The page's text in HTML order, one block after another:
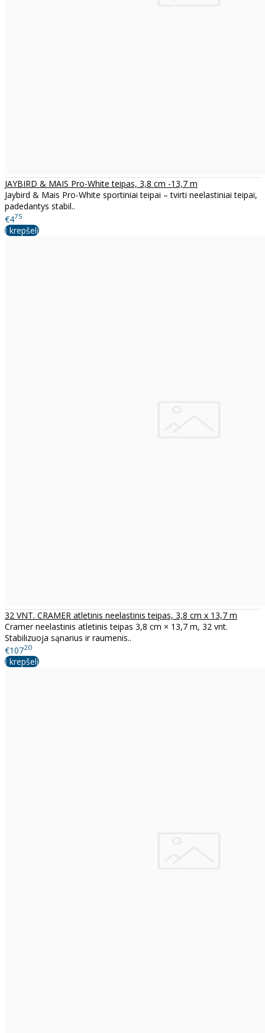
JAYBIRD & MAIS Pro-White teipas, 3,8 cm -13,7 m
Jaybird & Mais Pro-White sportiniai teipai – tvirti neelastiniai teipai,
padedantys stabil..
€475
Į krepšelį
32 VNT. CRAMER atletinis neelastinis teipas, 3,8 cm x 13,7 m
Cramer neelastinis atletinis teipas 3,8 cm × 13,7 m, 32 vnt.
Stabilizuoja sąnarius ir raumenis..
€10720
Į krepšelį